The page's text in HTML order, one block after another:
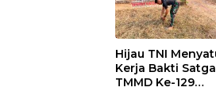
Hijau TNI
Kerja Bakti
TMMD Ke-129